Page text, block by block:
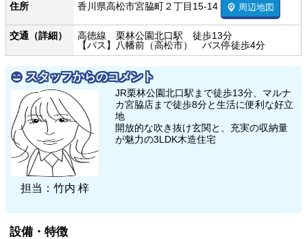
住所 香川県高松市宮脇町２丁目15-14 周辺地図
交通（詳細）
高徳線 栗林公園北口駅 徒歩13分
【バス】八幡前（高松市） バス停徒歩4分
スタッフからのコメント
担当：竹内 梓
JR栗林公園北口駅まで徒歩13分、マルナ
カ宮脇店まで徒歩8分と生活に便利な好立
地
開放的な吹き抜け玄関と、充実の収納量
が魅力の3LDK木造住宅
設備・特徴